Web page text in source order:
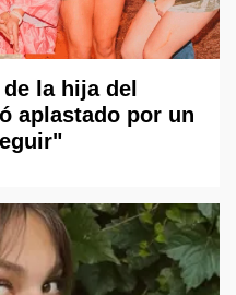
la hija del
aplastado por un